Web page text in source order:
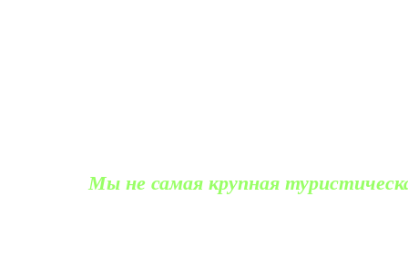
Мы не самая крупная